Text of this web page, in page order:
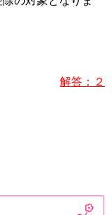
解答：２